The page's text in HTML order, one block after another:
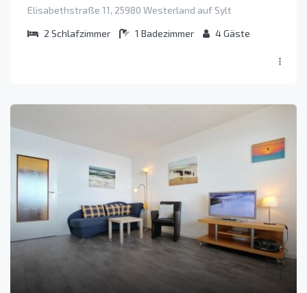
Elisabethstraße 11, 25980 Westerland auf Sylt
2 Schlafzimmer 1 Badezimmer 4Gäste